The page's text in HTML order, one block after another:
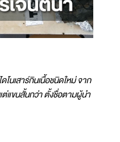
เสาร์กินเนื้อชนิดใหม่ จาก
ต่แขนสั้นกว่า ตั้งชื่อตามผู้นำ